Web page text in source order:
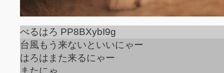
べるはろ PP8BXybI9g
台風もう来ないといいにゃー
はろはまた来るにゃー
またにゃ